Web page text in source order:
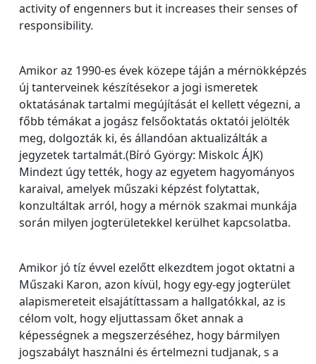
activity of engenners but it increases their senses of
responsibility.
Amikor az 1990-es évek közepe táján a mérnökképzés
új tanterveinek készítésekor a jogi ismeretek
oktatásának tartalmi megújítását el kellett végezni, a
főbb témákat a jogász felsőoktatás oktatói jelölték
meg, dolgozták ki, és állandóan aktualizálták a
jegyzetek tartalmát.(Bíró György: Miskolc ÁJK)
Mindezt úgy tették, hogy az egyetem hagyományos
karaival, amelyek műszaki képzést folytattak,
konzultáltak arról, hogy a mérnök szakmai munkája
során milyen jogterületekkel kerülhet kapcsolatba.
Amikor jó tíz évvel ezelőtt elkezdtem jogot oktatni a
Műszaki Karon, azon kívül, hogy egy-egy jogterület
alapismereteit elsajátíttassam a hallgatókkal, az is
célom volt, hogy eljuttassam őket annak a
képességnek a megszerzéséhez, hogy bármilyen
jogszabályt használni és értelmezni tudjanak, s a